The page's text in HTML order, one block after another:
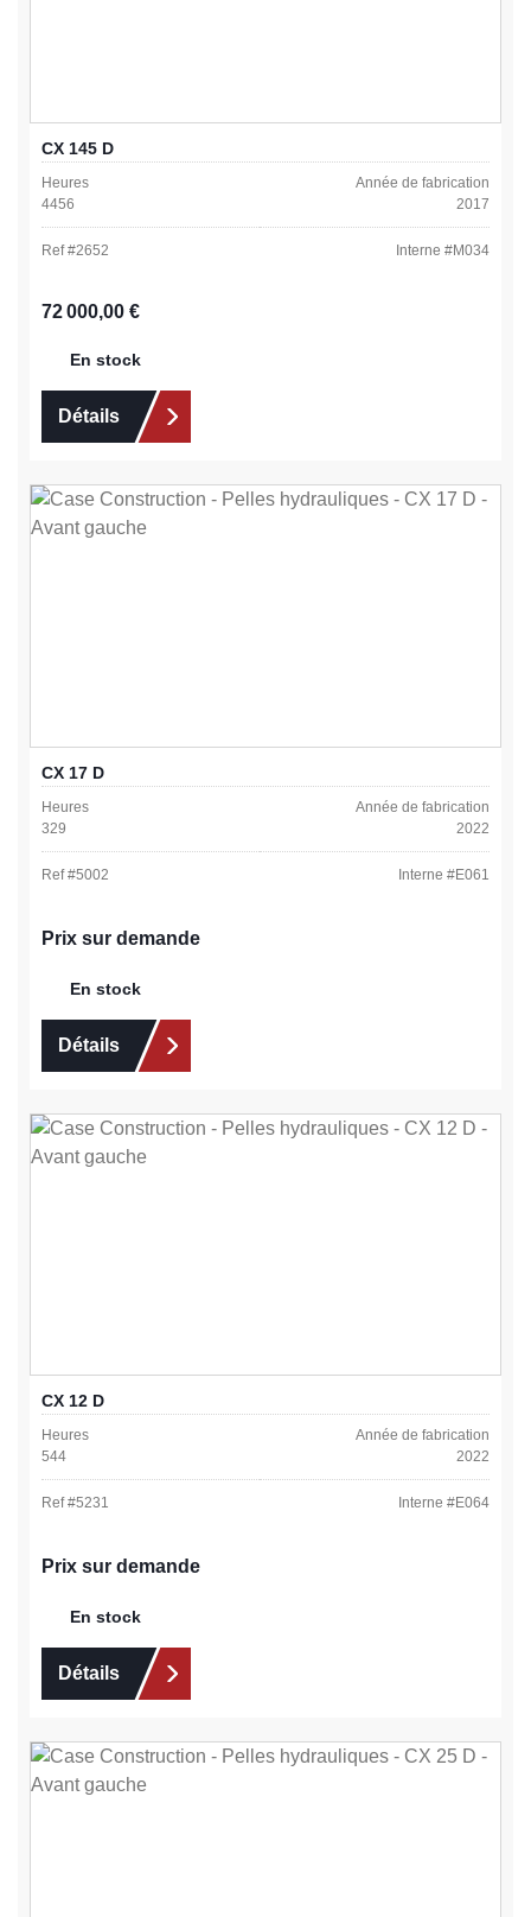
CX 145 D
Heures
4456
Année de fabrication
2017
Ref #2652 Interne #M034
Prix régulier :
72 000,00 €
En stock
Détails
CX 17 D
Heures
329
Année de fabrication
2022
Ref #5002 Interne #E061
Prix sur demande
En stock
Détails
CX 12 D
Heures
544
Année de fabrication
2022
Ref #5231 Interne #E064
Prix sur demande
En stock
Détails